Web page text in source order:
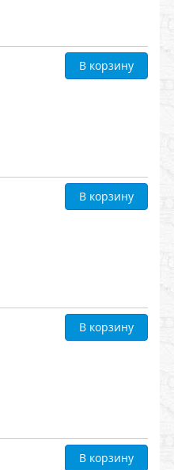
В корзину
В корзину
В корзину
В корзину